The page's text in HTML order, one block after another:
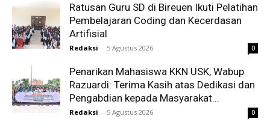
Ratusan Guru SD di Bireuen Ikuti Pelatihan
Pembelajaran Coding dan Kecerdasan
Artifisial
Redaksi - 5 Agustus 2026 0
Penarikan Mahasiswa KKN USK, Wabup
Razuardi: Terima Kasih atas Dedikasi dan
Pengabdian kepada Masyarakat...
Redaksi - 5 Agustus 2026 0